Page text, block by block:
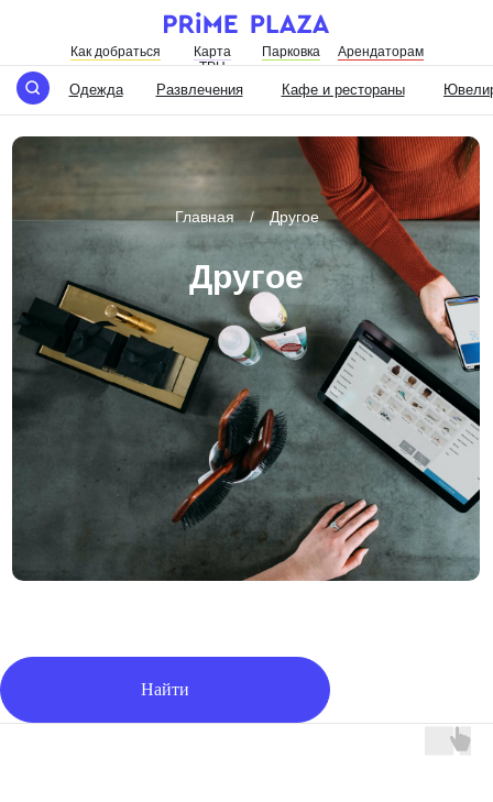
Как добраться
Карта
ТРЦ
Арендаторам
Парковка
Развлечения Кафе и рестораны
Одежда
Другое
Главная ⠀/ ⠀Другое
Найти